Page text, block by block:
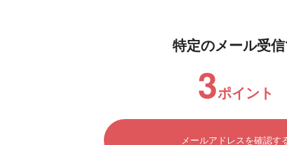
特定のメール受
3ポイント
メールアドレスを確認す